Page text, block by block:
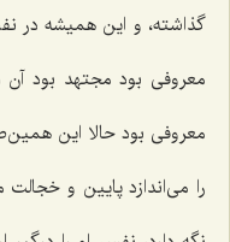
گذاشته، و این همیشه
معروفی بود مجتهد بود
معروفی بود حالا این
را می‌اندازد پایین و